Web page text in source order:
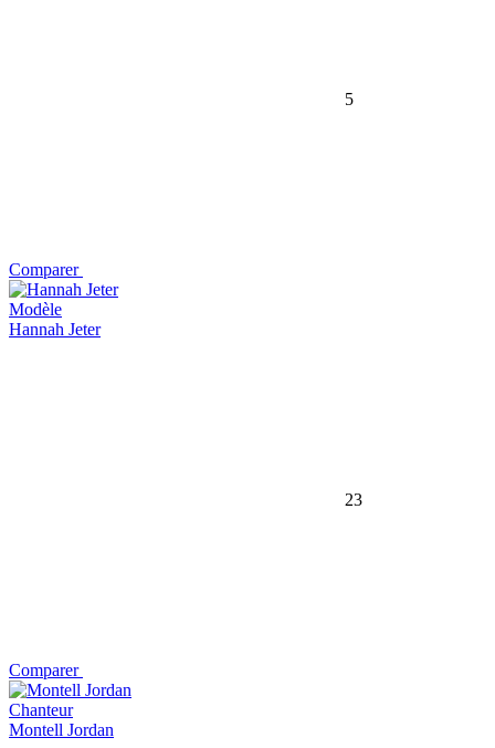
5
Comparer
Modèle
Hannah Jeter
23
Comparer
Chanteur
Montell Jordan